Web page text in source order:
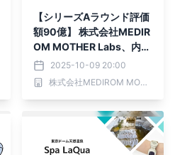
【シリーズAラウンド評価
額90億】 株式会社MEDIR
OM MOTHER Labs、内部
投資家からの出資が決定
2025-10-09 20:00
株式会社MEDIROM MOTHER Labs